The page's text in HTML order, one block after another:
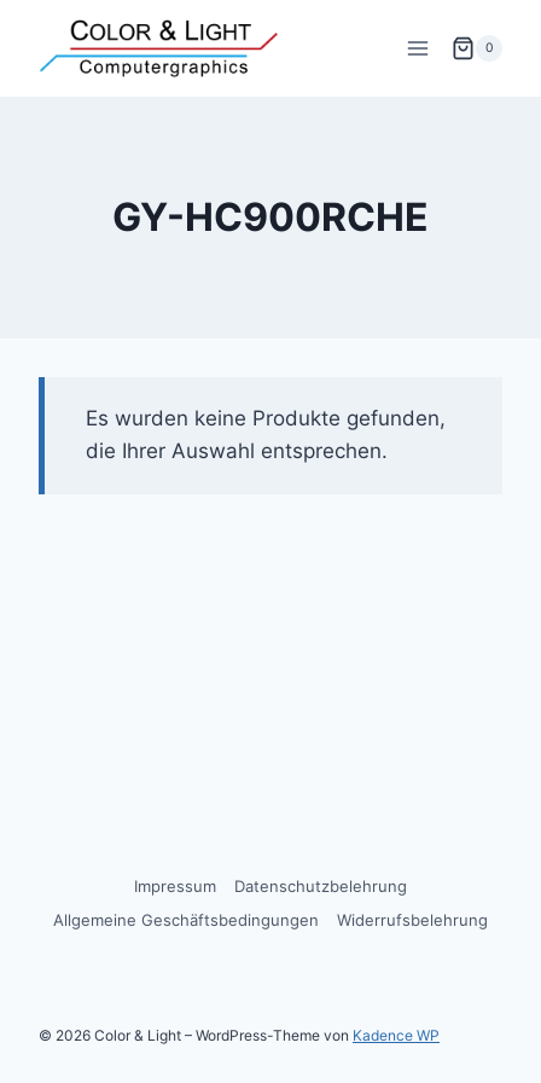
springen
0
GY-HC900RCHE
Es wurden keine Produkte gefunden,
die Ihrer Auswahl entsprechen.
Impressum
Datenschutzbelehrung
Allgemeine Geschäftsbedingungen
Widerrufsbelehrung
© 2026 Color & Light – WordPress-Theme von Kadence WP